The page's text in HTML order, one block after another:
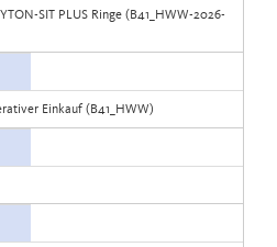
SIT PLUS Ringe (B41_HWW-2026-
Einkauf (B41_HWW)